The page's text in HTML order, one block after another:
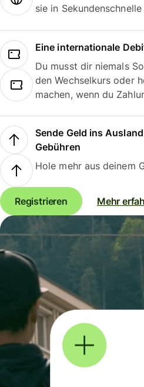
sie in Sekundenschnelle
Eine internationale
Du musst dir niemals
den Wechselkurs oder
machen, wenn du
Sende Geld ins
Gebühren
Hole mehr aus deinem
Registrieren Mehr